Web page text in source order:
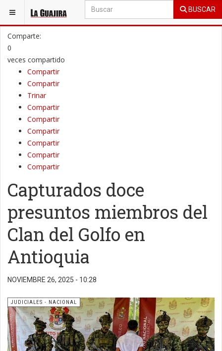
BUSCAR
ESTÁ AQUÍ: JUDICIAL JUDICIALES - NACIONAL
Comparte:
0
veces compartido
Compartir
Compartir
Trinar
Compartir
Compartir
Compartir
Compartir
Compartir
Compartir
Capturados doce
presuntos miembros del
Clan del Golfo en
Antioquia
NOVIEMBRE 26, 2025 - 10:28
JUDICIALES - NACIONAL